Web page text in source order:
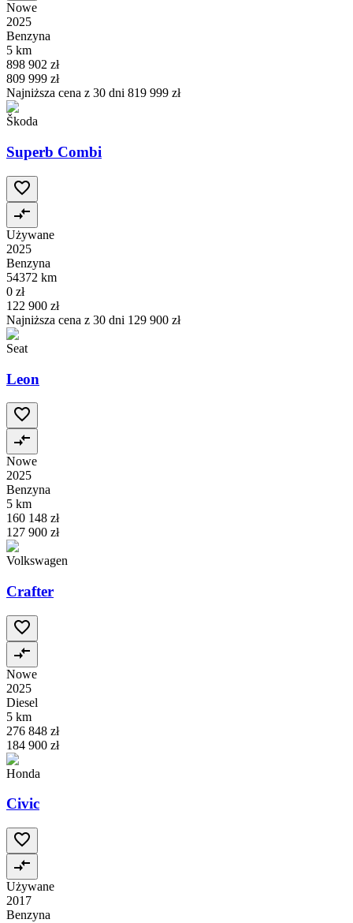
Nowe
2025
Benzyna
5 km
898 902 zł
809 999 zł
Najniższa cena z 30 dni 819 999 zł
Škoda
Superb Combi
Używane
2025
Benzyna
54372 km
0 zł
122 900 zł
Najniższa cena z 30 dni 129 900 zł
Seat
Leon
Nowe
2025
Benzyna
5 km
160 148 zł
127 900 zł
Volkswagen
Crafter
Nowe
2025
Diesel
5 km
276 848 zł
184 900 zł
Honda
Civic
Używane
2017
Benzyna